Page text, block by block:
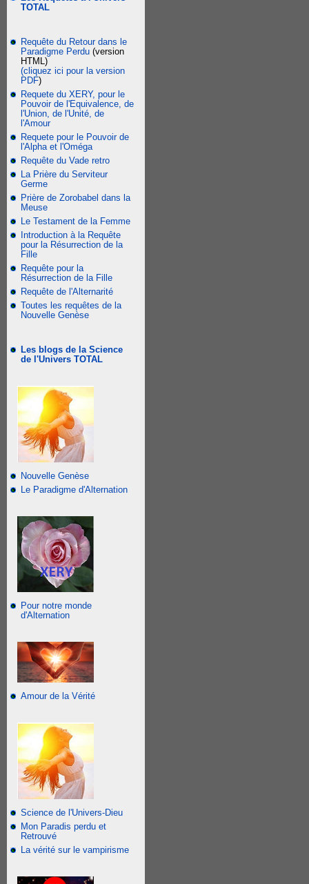
TOTAL
Requête du Retour dans le
Paradigme Perdu (version
HTML)
(cliquez ici pour la version
PDF)
Requete du XERY, pour le
Pouvoir de l'Equivalence, de
l'Union, de l'Unité, de
l'Amour
Requete pour le Pouvoir de
l'Alpha et l'Oméga
Requête du Vade retro
La Prière du Serviteur
Germe
Prière de Zorobabel dans la
Meuse
Le Testament de la Femme
Introduction à la Requête
pour la Résurrection de la
Fille
Requête pour la
Résurrection de la Fille
Requête de l'Alternarité
Toutes les requêtes de la
Nouvelle Genèse
Les blogs de la Science
de l'Univers TOTAL
Nouvelle Genèse
Le Paradigme d'Alternation
Pour notre monde
d'Alternation
Amour de la Vérité
Science de l'Univers-Dieu
Mon Paradis perdu et
Retrouvé
La vérité sur le vampirisme